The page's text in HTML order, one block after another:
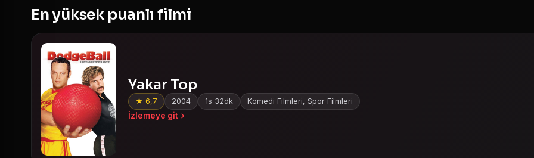
En yüksek puanlı filmi
Yakar Top
★ 6,7 2004 1s 32dk Komedi Filmleri, Spor Filmleri
İzlemeye git